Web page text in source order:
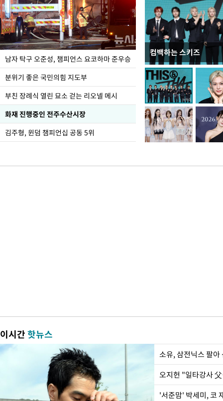
남자 탁구 오준성, 챔피언스 요코하마 준우승
분위기 좋은 국민의힘 지도부
부친 장례식 열린 묘소 걷는 리오넬 메시
화재 진행중인 전주수산시장
김주형, 윈덤 챔피언십 공동 5위
컴백하는 스키즈
한-미, UFS연합연습
이시간핫뉴스
'서준맘' 박세미, 코